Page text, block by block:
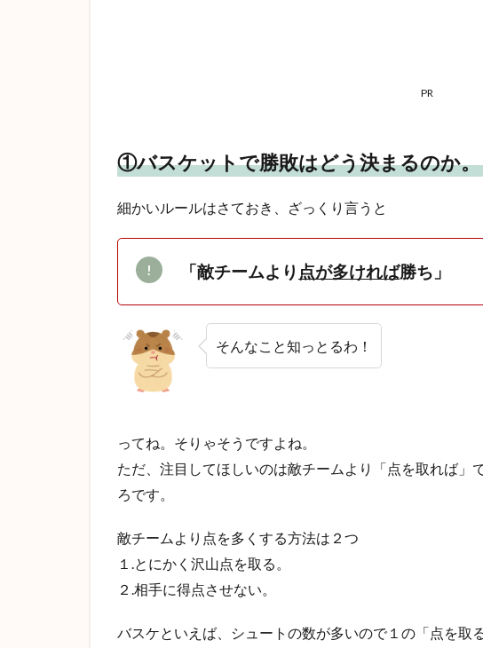
PR
①バスケットで勝敗はどう決まるのか。
細かいルールはさておき、ざっくり言うと
「敵チームより 点が多ければ勝ち」
そんなこと知っとるわ！
ってね。そりゃそうですよね。
ただ、注目してほしいのは敵チームより「点を取れば」
ろです。
敵チームより点を多くする方法は２つ
１.とにかく沢山点を取る。
２.相手に得点させない。
バスケといえば、シュートの数が多いので１の 「点を取